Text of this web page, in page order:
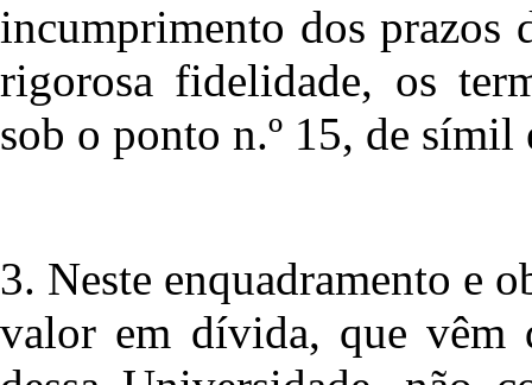
incumprimento dos prazos
rigorosa fidelidade, os
sob o ponto n.º 15, de
3. Neste enquadramento e
valor em dívida, que vêm